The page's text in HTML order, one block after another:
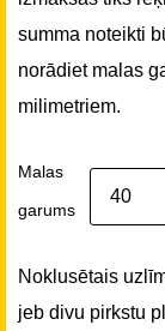
summa noteikti
norādiet malas
milimetriem.
Malas
garums
Noklusētais
jeb divu pirkstu